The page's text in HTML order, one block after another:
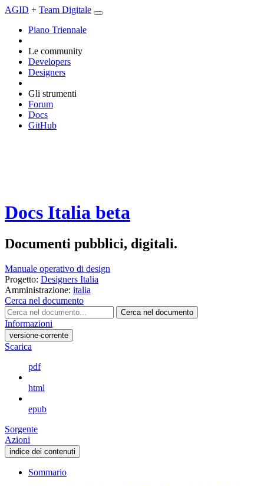
AGID + Team Digitale
Piano Triennale
Le community
Developers
Designers
Gli strumenti
Forum
Docs
GitHub
Docs Italia beta
Documenti pubblici, digitali.
Manuale operativo di design
Progetto: Designers Italia
Amministrazione: italia
Cerca nel documento
Cerca nel documento
Informazioni
versione-corrente
Scarica
pdf
html
epub
Sorgente
Azioni
indice dei contenuti
Sommario